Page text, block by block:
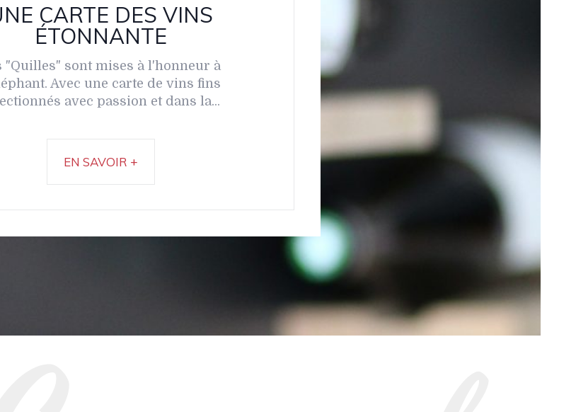
CARTE DES VINS
ÉTONNANTE
"Quilles" sont mises à l'honneur à
Avec une carte de vins fins
avec passion et dans la...
EN SAVOIR +